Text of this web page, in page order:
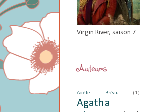
Virgin River, saison 7
Auteurs
Adèle Bréau (1)
Agatha